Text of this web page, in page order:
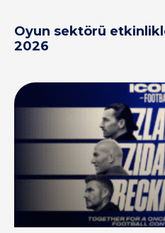
Oyun sektörü
2026